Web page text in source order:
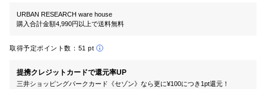
URBAN RESEARCH ware house
購入合計金額4,990円以上で送料無料
取得予定ポイント数： 51 pt
提携クレジットカードで還元率UP
三井ショッピングパークカード《セゾン》なら更に¥100につき1pt還元！